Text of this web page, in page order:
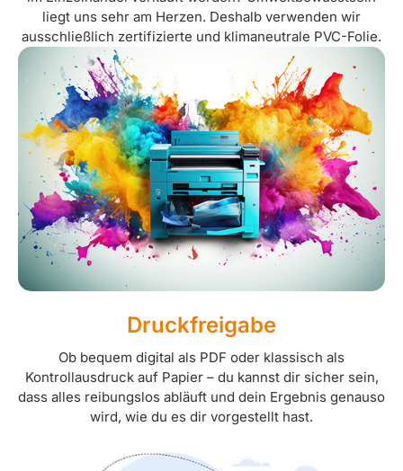
liegt uns sehr am Herzen. Deshalb verwenden wir
ausschließlich zertifizierte und klimaneutrale PVC-Folie.
Druckfreigabe
Ob bequem digital als PDF oder klassisch als
Kontrollausdruck auf Papier – du kannst dir sicher sein,
dass alles reibungslos abläuft und dein Ergebnis genauso
wird, wie du es dir vorgestellt hast.